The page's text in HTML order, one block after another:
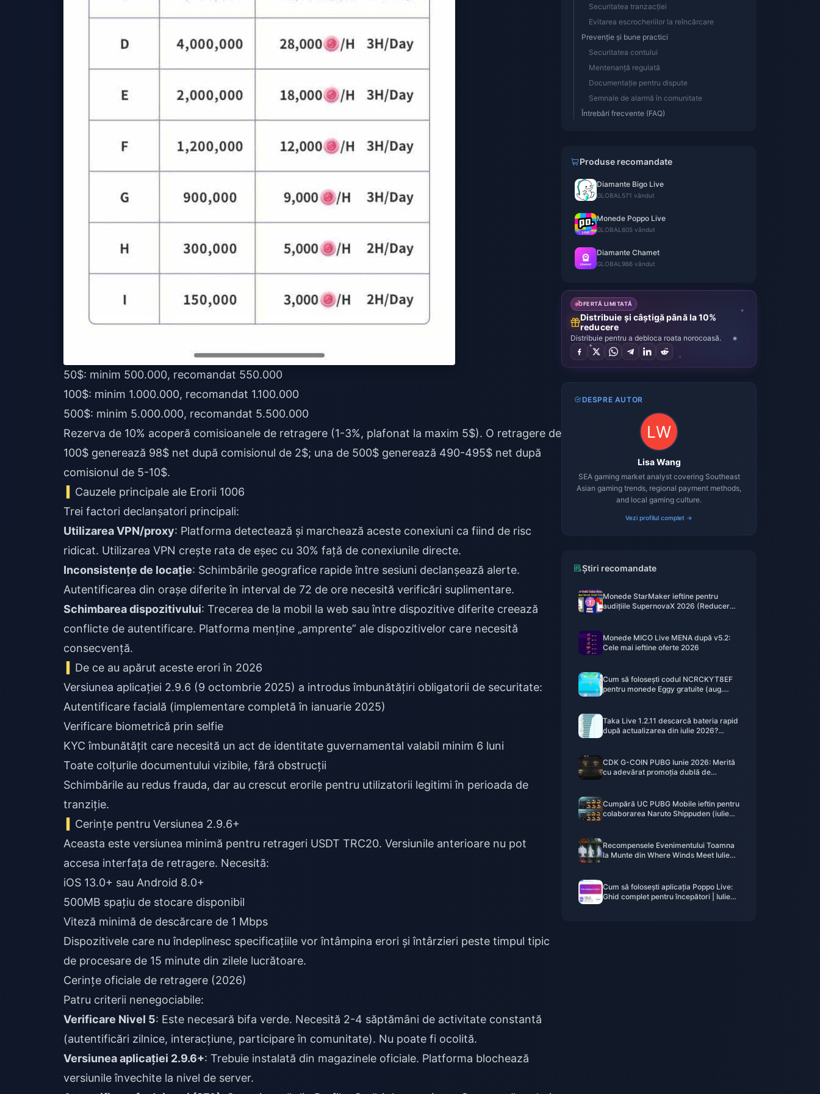
50$: minim 500.000, recomandat 550.000
100$: minim 1.000.000, recomandat 1.100.000
500$: minim 5.000.000, recomandat 5.500.000
Rezerva de 10% acoperă comisioanele de retragere (1-3%, plafonat la maxim 5$). O retragere de
100$ generează 98$ net după comisionul de 2$; una de 500$ generează 490-495$ net după
comisionul de 5-10$.
Cauzele principale ale Erorii 1006
Trei factori declanșatori principali:
Utilizarea VPN/proxy: Platforma detectează și marchează aceste conexiuni ca fiind de risc
ridicat. Utilizarea VPN crește rata de eșec cu 30% față de conexiunile directe.
Inconsistențe de locație: Schimbările geografice rapide între sesiuni declanșează alerte.
Autentificarea din orașe diferite în interval de 72 de ore necesită verificări suplimentare.
Schimbarea dispozitivului: Trecerea de la mobil la web sau între dispozitive diferite creează
conflicte de autentificare. Platforma menține „amprente” ale dispozitivelor care necesită
consecvență.
De ce au apărut aceste erori în 2026
Versiunea aplicației 2.9.6 (9 octombrie 2025) a introdus îmbunătățiri obligatorii de securitate:
Autentificare facială (implementare completă în ianuarie 2025)
Verificare biometrică prin selfie
KYC îmbunătățit care necesită un act de identitate guvernamental valabil minim 6 luni
Toate colțurile documentului vizibile, fără obstrucții
Schimbările au redus frauda, dar au crescut erorile pentru utilizatorii legitimi în perioada de
tranziție.
Cerințe pentru Versiunea 2.9.6+
Aceasta este versiunea minimă pentru retrageri USDT TRC20. Versiunile anterioare nu pot
accesa interfața de retragere. Necesită:
iOS 13.0+ sau Android 8.0+
500MB spațiu de stocare disponibil
Viteză minimă de descărcare de 1 Mbps
Dispozitivele care nu îndeplinesc specificațiile vor întâmpina erori și întârzieri peste timpul tipic
de procesare de 15 minute din zilele lucrătoare.
Cerințe oficiale de retragere (2026)
Patru criterii nenegociabile:
Verificare Nivel 5: Este necesară bifa verde. Necesită 2-4 săptămâni de activitate constantă
(autentificări zilnice, interacțiune, participare în comunitate). Nu poate fi ocolită.
Versiunea aplicației 2.9.6+: Trebuie instalată din magazinele oficiale. Platforma blochează
versiunile învechite la nivel de server.
Securitatea tranzacției
Evitarea escrocheriilor la reîncărcare
Prevenție și bune practici
Securitatea contului
Mentenanță regulată
Documentație pentru dispute
Semnale de alarmă în comunitate
Întrebări frecvente (FAQ)
Produse recomandate
Diamante Bigo Live
GLOBAL 571 vândut
Monede Poppo Live
GLOBAL 605 vândut
Diamante Chamet
GLOBAL 966 vândut
OFERTĂ LIMITATĂ
Distribuie și câștigă până la 10%
reducere
Distribuie pentru a debloca roata norocoasă.
DESPRE AUTOR
Lisa Wang
SEA gaming market analyst covering Southeast
Asian gaming trends, regional payment methods,
and local gaming culture.
Vezi profilul complet →
Știri recomandate
Monede StarMaker ieftine pentru
audițiile SupernovaX 2026 (Reducere
Monede MICO Live MENA după v5.2:
Cele mai ieftine oferte 2026
Cum să folosești codul NCRCKYT8EF
pentru monede Eggy gratuite (aug.
Taka Live 1.2.11 descarcă bateria rapid
după actualizarea din iulie 2026?
CDK G-COIN PUBG Iunie 2026: Merită
cu adevărat promoția dublă de
Cumpără UC PUBG Mobile ieftin pentru
colaborarea Naruto Shippuden (iulie
Recompensele Evenimentului Toamna
la Munte din Where Winds Meet Iulie
Cum să folosești aplicația Poppo Live:
Ghid complet pentru începători | Iulie